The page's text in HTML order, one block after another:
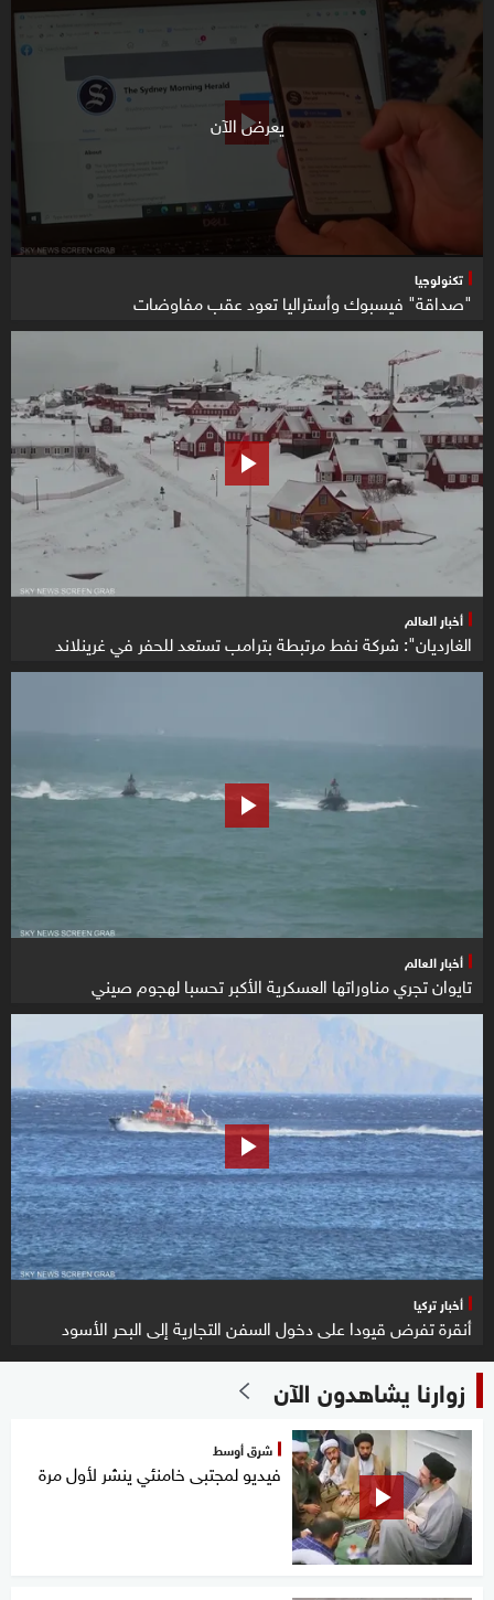
يعرض الآن
تكنولوجيا
"صداقة" فيسبوك وأستراليا تعود عقب مفاوضات
أخبار العالم
الغارديان": شركة نفط مرتبطة بترامب تستعد للحفر في غرينلاند
أخبار العالم
تايوان تجري مناوراتها العسكرية الأكبر تحسبا لهجوم صيني
أخبار تركيا
أنقرة تفرض قيودا على دخول السفن التجارية إلى البحر الأسود
زوارنا يشاهدون الآن
شرق أوسط
فيديو لمجتبى خامنئي ينشر لأول مرة